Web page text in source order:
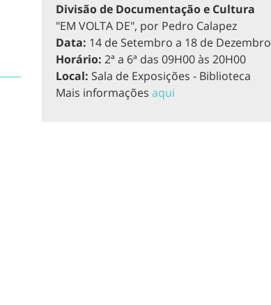
Divisão de Documentação e Cultura
"EM VOLTA DE", por Pedro Calapez
Data: 14 de Setembro a 18 de Dezembro
Horário: 2ª a 6ª das 09H00 às 20H00
Local: Sala de Exposições - Biblioteca
Mais informações aqui